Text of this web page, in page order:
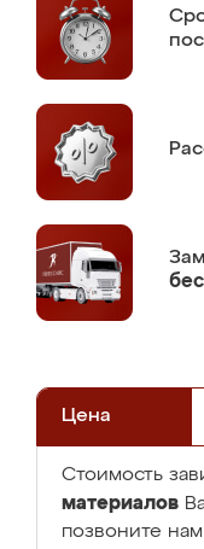
Цена
Стоимость
материалов
позвоните